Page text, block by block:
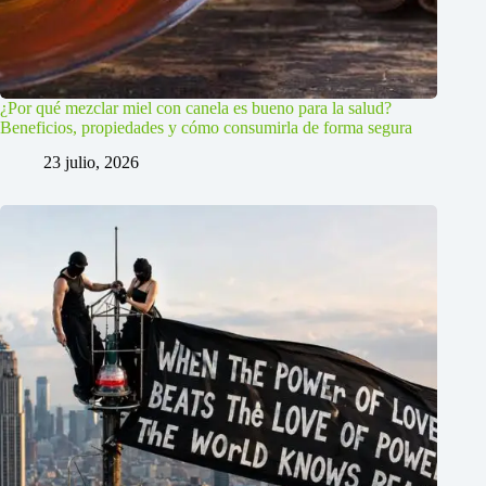
¿Por qué mezclar miel con canela es bueno para la salud?
Beneficios, propiedades y cómo consumirla de forma segura
23 julio, 2026